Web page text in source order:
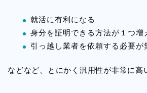
就活に有利になる
身分を証明できる方法が１つ増
引っ越し業者を依頼する必要が
などなど、とにかく汎用性が非常に高